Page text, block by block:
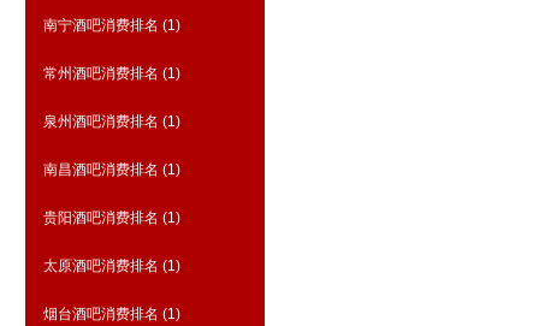
南宁酒吧消费排名 (1)
常州酒吧消费排名 (1)
泉州酒吧消费排名 (1)
南昌酒吧消费排名 (1)
贵阳酒吧消费排名 (1)
太原酒吧消费排名 (1)
烟台酒吧消费排名 (1)